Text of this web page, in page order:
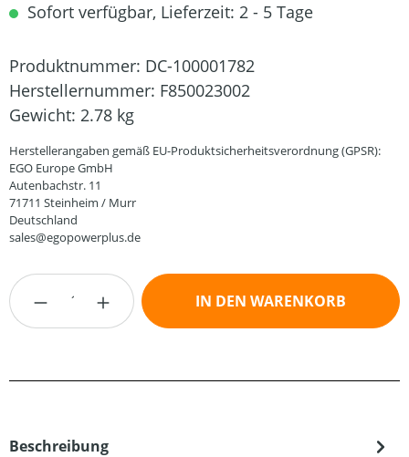
Sofort verfügbar, Lieferzeit: 2 - 5 Tage
Produktnummer: DC-100001782
Herstellernummer: F850023002
Gewicht: 2.78 kg
Herstellerangaben gemäß EU-Produktsicherheitsverordnung (GPSR):
EGO Europe GmbH
Autenbachstr. 11
71711 Steinheim / Murr
Deutschland
sales@egopowerplus.de
Produkt Anzahl: Gib den gewünschten
IN DEN WARENKORB
Beschreibung